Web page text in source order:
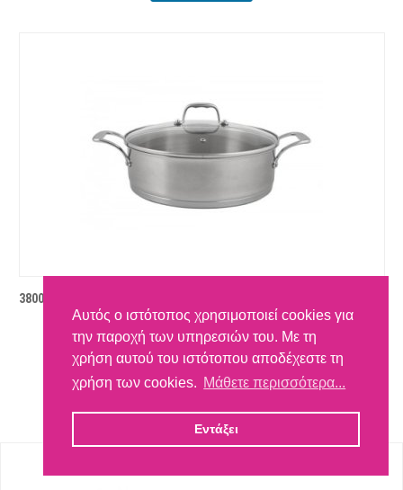
Αυτός ο ιστότοπος χρησιμοποιεί cookies για
την παροχή των υπηρεσιών του. Με τη
χρήση αυτού του ιστότοπου αποδέχεστε τη
χρήση των cookies. Μάθετε περισσότερα...
Εντάξει
3800139273699 ΚΑΤΣΑΡΟΛΑ ΡΗΧΗ LF ROME FR-2877S 28X8.8CM 4.6L
53,20 €
Κωδικός:MIZ-55846
Ελάχιστη ποσότητα παραγγελίας:1τεμ